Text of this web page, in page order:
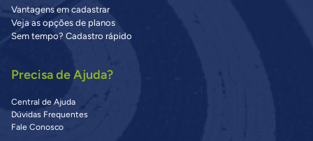
Vantagens em cadastrar
Veja as opções de planos
Sem tempo? Cadastro rápido
Precisa de Ajuda?
Central de Ajuda
Dúvidas Frequentes
Fale Conosco